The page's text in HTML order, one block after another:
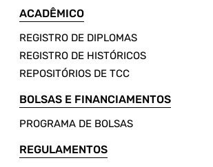
ACADÊMICO
REGISTRO DE DIPLOMAS
REGISTRO DE HISTÓRICOS
REPOSITÓRIOS DE TCC
BOLSAS E FINANCIAMENTOS
PROGRAMA DE BOLSAS
REGULAMENTOS